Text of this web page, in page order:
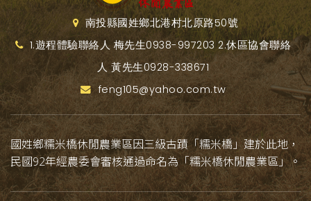
南投縣國姓鄉北港村北原路50號
1.遊程體驗聯絡人 梅先生0938-997203 2.休區協會聯絡
人 黃先生0928-338671
feng105@yahoo.com.tw
國姓鄉糯米橋休閒農業區因三級古蹟「糯米橋」建於此地，
民國92年經農委會審核通過命名為「糯米橋休閒農業區」。